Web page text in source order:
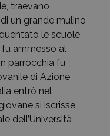
traevano
un grande mulino
le scuole
fu ammesso al
parrocchia fu
di Azione
entrò nel
si iscrisse
dell’Università